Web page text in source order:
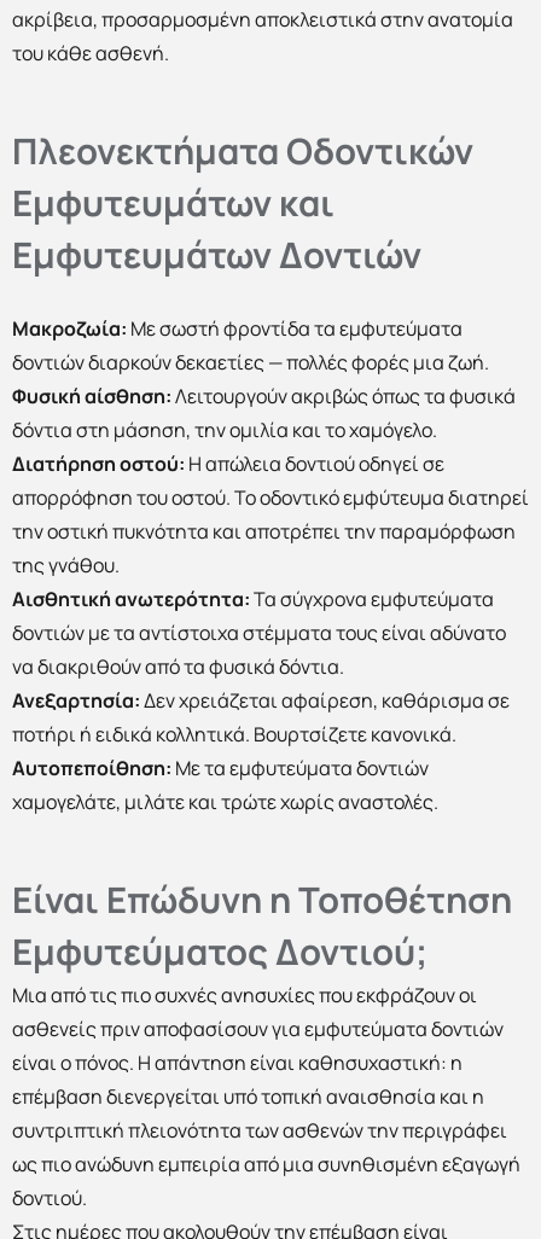
ακρίβεια, προσαρμοσμένη αποκλειστικά στην ανατομία
του κάθε ασθενή.
Πλεονεκτήματα Οδοντικών
Εμφυτευμάτων και
Εμφυτευμάτων Δοντιών
Μακροζωία: Με σωστή φροντίδα τα εμφυτεύματα
δοντιών διαρκούν δεκαετίες — πολλές φορές μια ζωή.
Φυσική αίσθηση:Λειτουργούν ακριβώς όπως τα φυσικά
δόντια στη μάσηση, την ομιλία και το χαμόγελο.
Διατήρηση οστού: Η απώλεια δοντιού οδηγεί σε
απορρόφηση του οστού. Το οδοντικό εμφύτευμα διατηρεί
την οστική πυκνότητα και αποτρέπει την παραμόρφωση
της γνάθου.
Αισθητική ανωτερότητα:Τα σύγχρονα εμφυτεύματα
δοντιών με τα αντίστοιχα στέμματα τους είναι αδύνατο
να διακριθούν από τα φυσικά δόντια.
Ανεξαρτησία:Δεν χρειάζεται αφαίρεση, καθάρισμα σε
ποτήρι ή ειδικά κολλητικά. Βουρτσίζετε κανονικά.
Αυτοπεποίθηση: Με τα εμφυτεύματα δοντιών
χαμογελάτε, μιλάτε και τρώτε χωρίς αναστολές.
Είναι Επώδυνη η Τοποθέτηση
Εμφυτεύματος Δοντιού;
Μια από τις πιο συχνές ανησυχίες που εκφράζουν οι
ασθενείς πριν αποφασίσουν για εμφυτεύματα δοντιών
είναι ο πόνος. Η απάντηση είναι καθησυχαστική: η
επέμβαση διενεργείται υπό τοπική αναισθησία και η
συντριπτική πλειονότητα των ασθενών την περιγράφει
ως πιο ανώδυνη εμπειρία από μια συνηθισμένη εξαγωγή
δοντιού.
Στις ημέρες που ακολουθούν την επέμβαση είναι